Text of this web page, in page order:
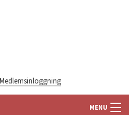
Medlemsinloggning
MENU